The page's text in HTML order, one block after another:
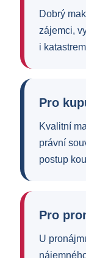
Dobrý
zájemci,
i
Pro
Kvalitní
právní
postup
Pro
U